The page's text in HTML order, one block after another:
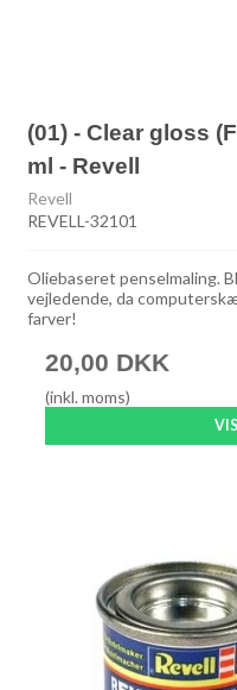
(01) - Clear gloss
ml - Revell
Revell
REVELL-32101
Oliebaseret penselmaling.
vejledende, da
farver!
20,00 DKK
(inkl. moms)